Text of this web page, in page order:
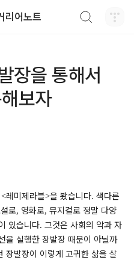
리어노트
장을 통해서
보자
<레미제라블>을 봤습니다. 색다른
로, 영화로, 뮤지컬로 정말 다양
있습니다. 그것은 사회의 악과 자
을 실행한 장발장 때문이 아닐까
장발장이 이렇게 고귀한 삶을 살